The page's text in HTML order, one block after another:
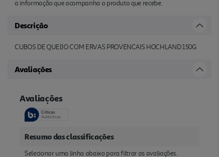
a informação que acompanha o produto que recebe.
Descrição
CUBOS DE QUEIJO COM ERVAS PROVENCAIS HOCHLAND 150G
Avaliações